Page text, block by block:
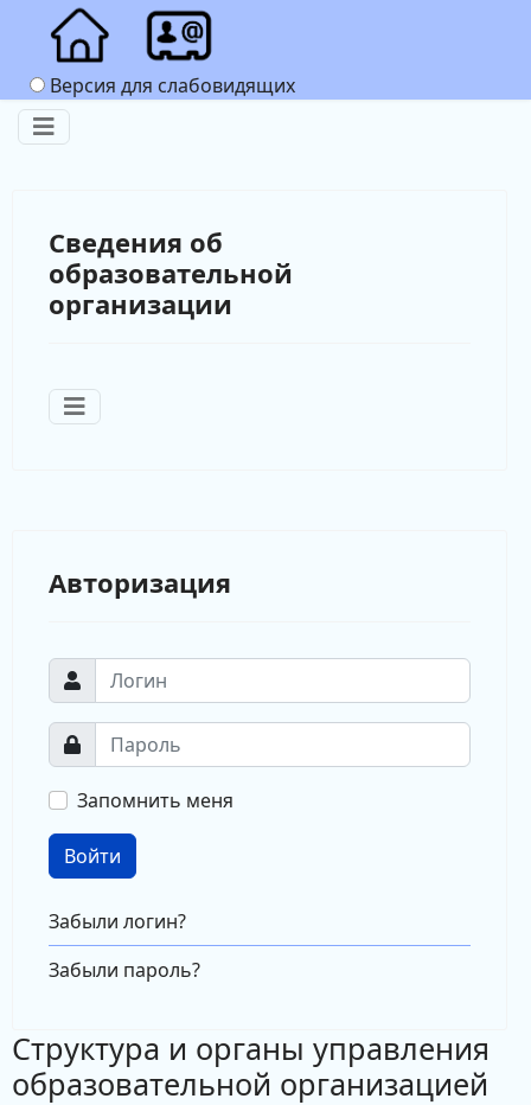
Версия для слабовидящих
Сведения об
образовательной
организации
Авторизация
Запомнить меня
Войти
Забыли логин?
Забыли пароль?
Структура и органы управления
образовательной организацией